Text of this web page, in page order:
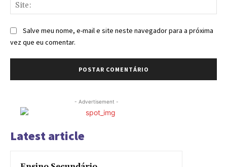
Salve meu nome, e-mail e site neste navegador para a próxima
vez que eu comentar.
- Advertisement -
Latest article